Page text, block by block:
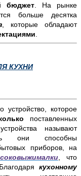
бюджет . На рынке
больше десятка
, которые обладают
КУХНИ
устройство, которое
поставленных
называют
они способны
приборов, на
соковыжималки, что
кухонному